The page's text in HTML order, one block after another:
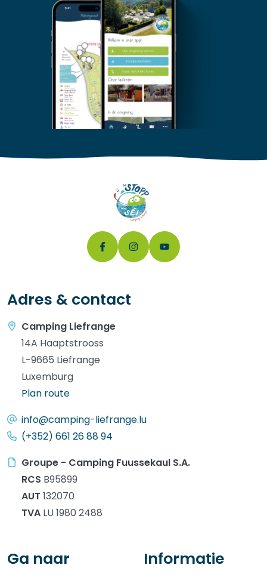
Adres & contact
Camping Liefrange
14A Haaptstrooss
L-9665 Liefrange
Luxemburg
Plan route
info@camping-liefrange.lu
(+352) 661 26 88 94
Groupe - Camping Fuussekaul S.A.
RCS B95899
AUT 132070
TVA LU 1980 2488
Ga naar Informatie